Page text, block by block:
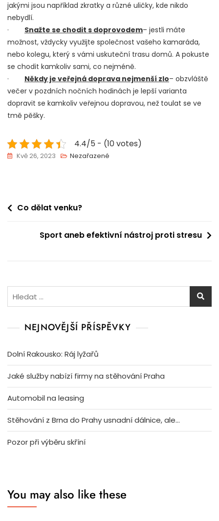
jakými jsou například zkratky a různé uličky, kde nikdo
nebydlí.
· Snažte se chodit s doprovodem– jestli máte
možnost, vždycky využijte společnost vašeho kamaráda,
nebo kolegu, který s vámi uskuteční trasu domů. A pokuste
se chodit kamkoliv sami, co nejméně.
· Někdy je veřejná doprava nejmenší zlo– obzvláště
večer v pozdních nočních hodinách je lepší varianta
dopravit se kamkoliv veřejnou dopravou, než toulat se ve
tmě pěšky.
4.4/5 - (10 votes)
Kvě 26, 2023 Nezařazené
Navigace
příspěvek
Co dělat venku?
Sport aneb efektivní nástroj proti stresu
Vyhledávání
NEJNOVĚJŠÍ PŘÍSPĚVKY
Dolní Rakousko: Ráj lyžařů
Jaké služby nabízí firmy na stěhování Praha
Automobil na leasing
Stěhování z Brna do Prahy usnadní dálnice, ale…
Pozor při výběru skříní
You may also like these